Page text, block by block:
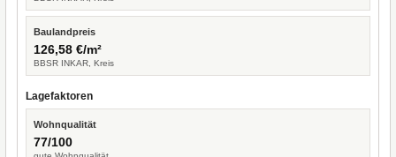
Baulandpreis
126,58 €/m²
BBSR INKAR, Kreis
Lagefaktoren
Wohnqualität
77/100